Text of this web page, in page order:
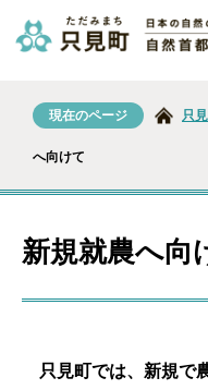
現在のページ 只
へ向けて
新規就農へ向
只見町では、新規で